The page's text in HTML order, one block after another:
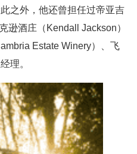
之外，他还曾担任过帝亚吉
逊酒庄（Kendall Jackson）
Estate Winery）、飞
理。